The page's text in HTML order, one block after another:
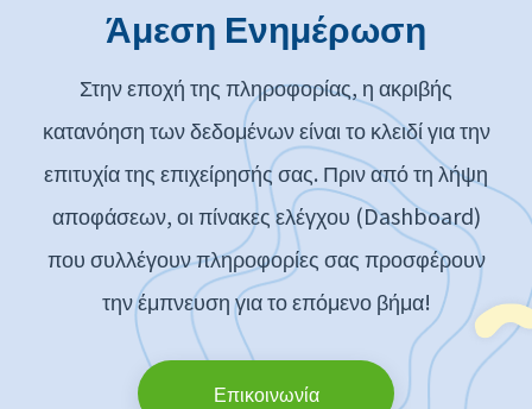
Άμεση Ενημέρωση
Στην εποχή της πληροφορίας, η ακριβής
κατανόηση των δεδομένων είναι το κλειδί για την
επιτυχία της επιχείρησής σας. Πριν από τη λήψη
αποφάσεων, οι πίνακες ελέγχου (Dashboard)
που συλλέγουν πληροφορίες σας προσφέρουν
την έμπνευση για το επόμενο βήμα!
Επικοινωνία